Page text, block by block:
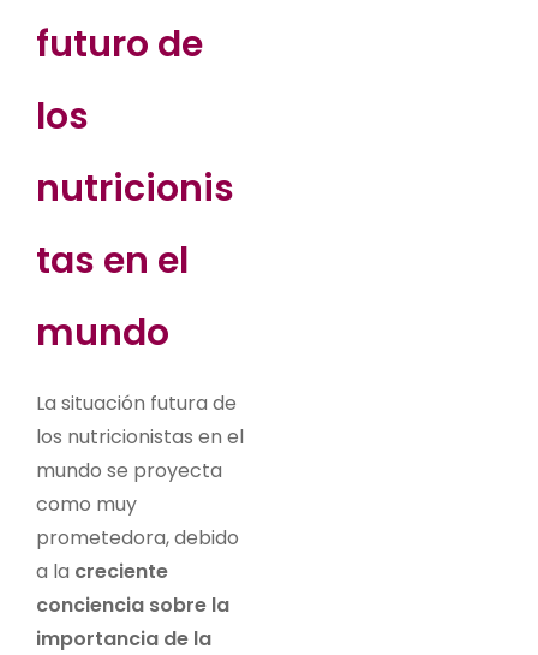
futuro de
los
nutricionis
tas en el
mundo
La situación futura de
los nutricionistas en el
mundo se proyecta
como muy
prometedora, debido
a la creciente
conciencia sobre la
importancia de la